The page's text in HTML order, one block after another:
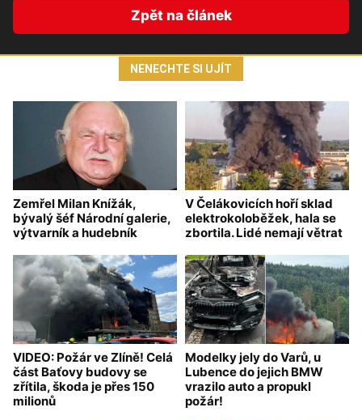
Zpět na článek
NENECHTE SI UJÍT
Zemřel Milan Knížák,
bývalý šéf Národní galerie,
výtvarník a hudebník
V Čelákovicích hoří sklad
elektrokoloběžek, hala se
zbortila. Lidé nemají větrat
VIDEO: Požár ve Zlíně! Celá
část Baťovy budovy se
zřítila, škoda je přes 150
milionů
Modelky jely do Varů, u
Lubence do jejich BMW
vrazilo auto a propukl
požár!